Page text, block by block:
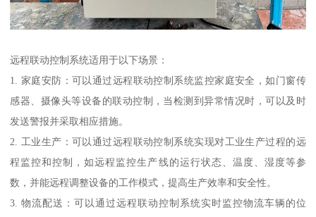
远程联动控制系统适用于以下场景：
1. 家庭安防：可以通过远程联动控制系统监控家庭安全，如门窗传
感器、摄像头等设备的联动控制，当检测到异常情况时，可以及时
发送警报并采取相应措施。
2. 工业生产：可以通过远程联动控制系统实现对工业生产过程的远
程监控和控制，如远程监控生产线的运行状态、温度、湿度等参
数，并能远程调整设备的工作模式，提高生产效率和安全性。
3. 物流配送：可以通过远程联动控制系统实时监控物流车辆的位